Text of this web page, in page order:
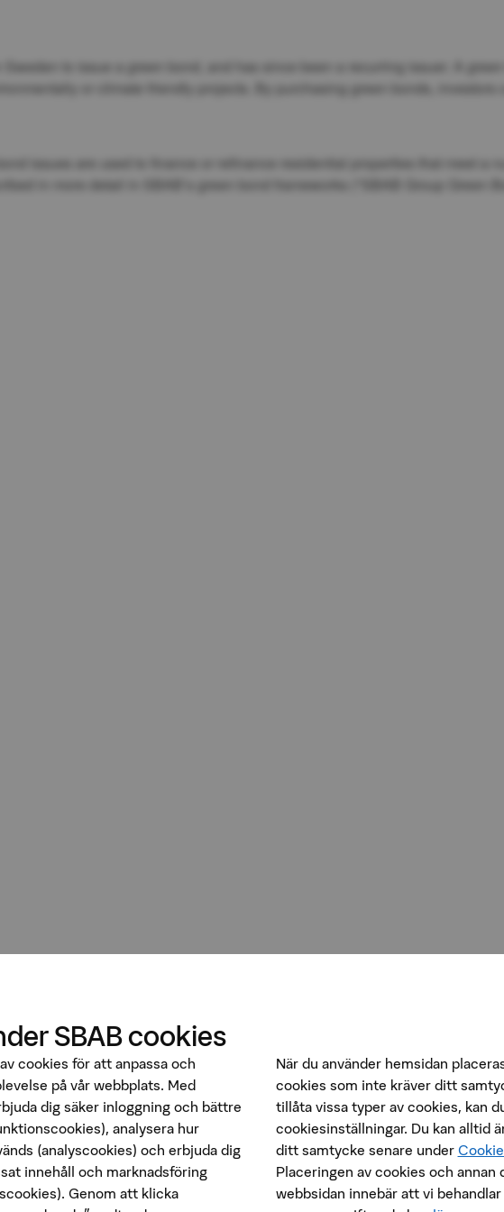
to issue a green bond, and has since been a recurring issuer. A
or climate friendly projects. By purchasing green bonds, investors
issues are used to finance or refinance residential properties that meet a
in more detail in SBAB’s green bond frameworks ("SBAB Group Green
SBAB cookies
cookies för att anpassa och
på vår webbplats. Med
dig säker inloggning och bättre
analysera hur
(analyscookies) och erbjuda dig
innehåll och marknadsföring
Genom att klicka
När du använder hemsidan
cookies som inte kräver ditt
tillåta vissa typer av cookies, kan
cookiesinställningar. Du kan alltid
ditt samtycke senare under
Placeringen av cookies och annan
webbsidan innebär att vi behandlar